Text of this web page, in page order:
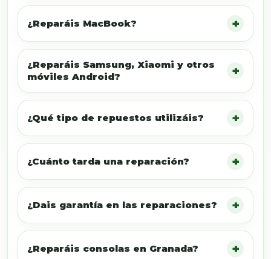
¿Reparáis MacBook?
¿Reparáis Samsung, Xiaomi y otros
móviles Android?
¿Qué tipo de repuestos utilizáis?
¿Cuánto tarda una reparación?
¿Dais garantía en las reparaciones?
¿Reparáis consolas en Granada?